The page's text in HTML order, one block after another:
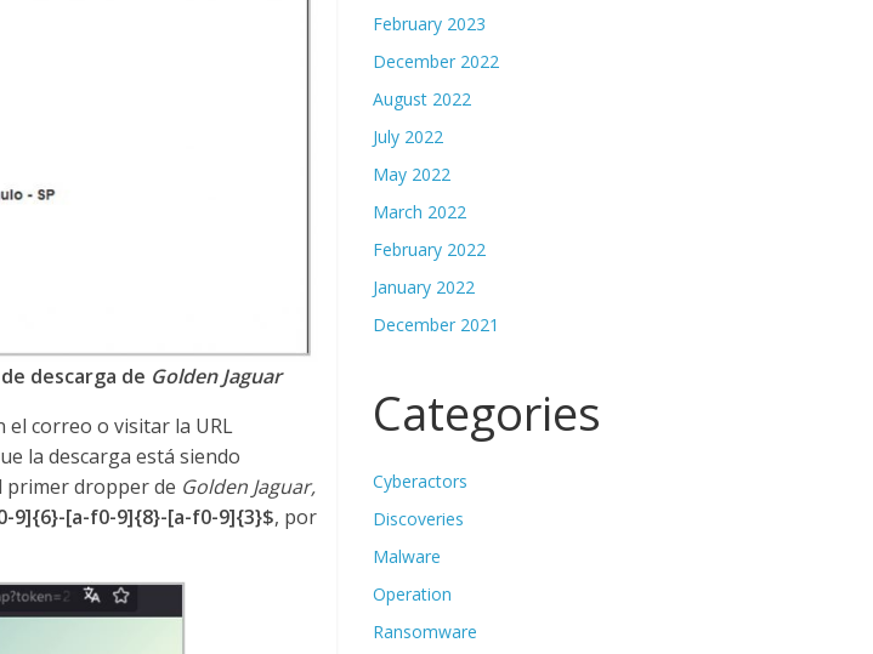
descarga de Golden Jaguar
el correo o visitar la URL
la descarga está siendo
primer dropper de Golden Jaguar,
9]{6}-[a-f0-9]{8}-[a-f0-9]{3}$, por
February 2023
December 2022
August 2022
July 2022
May 2022
March 2022
February 2022
January 2022
December 2021
Categories
Cyberactors
Discoveries
Malware
Operation
Ransomware